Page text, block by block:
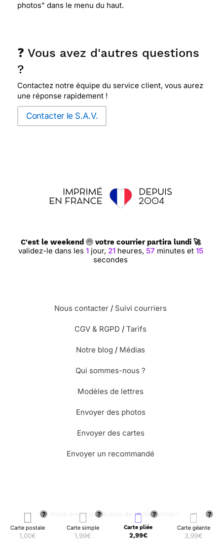
Carte postale
1,00€
Carte simple
1,99€
Carte pliée
2,99€
Carte géante
3,99€
photos" dans le menu du haut.
❓ Vous avez d'autres questions
?
Contactez notre équipe du service client, vous aurez
une réponse rapidement !
Contacter le S.A.V.
C'est le weekend votre courrier partira lundi 🚀
validez-le dans les 1jour, 21heures, 57 minutes et 14
secondes
Nous contacter / Suivi courriers
CGV & RGPD / Tarifs
Notre blog / Médias
Qui sommes-nous ?
Modèles de lettres
Envoyer des photos
Envoyer des cartes
Envoyer un recommandé
🌳 Nous avons planté plus de 13.000 arbres !